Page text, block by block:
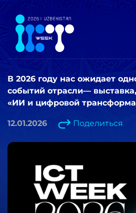
В 2026 году нас ожидает
событий отрасли—
«ИИ и цифровой
12.01.2026 Поделиться